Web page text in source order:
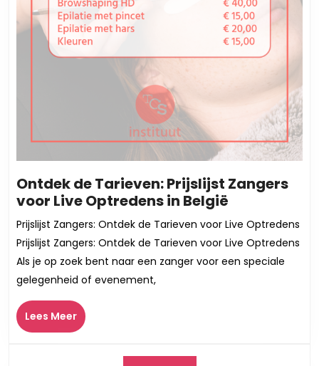
Ontdek de Tarieven: Prijslijst Zangers
voor Live Optredens in België
de
Tarieven:
Prijslijst
Zangers
Prijslijst Zangers: Ontdek de Tarieven voor Live Optredens
Prijslijst Zangers: Ontdek de Tarieven voor Live Optredens
Als je op zoek bent naar een zanger voor een speciale
gelegenheid of evenement,
Lees MeerLees
Meer